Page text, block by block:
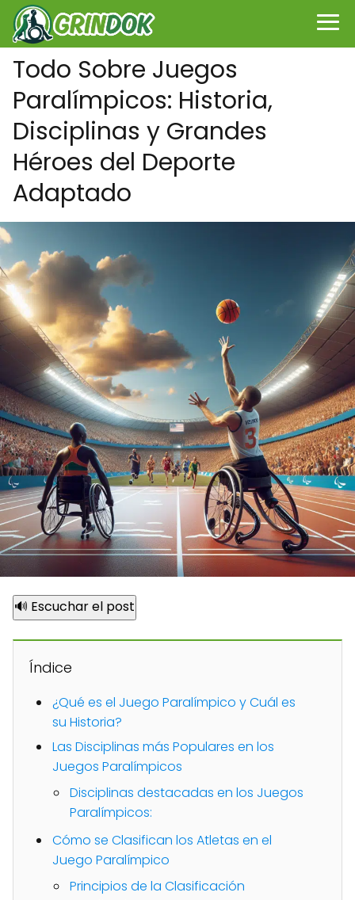
Todo Sobre Juegos
Paralímpicos: Historia,
Disciplinas y Grandes
Héroes del Deporte
Adaptado
🔊 Escuchar el post
Índice
¿Qué es el Juego Paralímpico y Cuál es
su Historia?
Las Disciplinas más Populares en los
Juegos Paralímpicos
Disciplinas destacadas en los Juegos
Paralímpicos:
Cómo se Clasifican los Atletas en el
Juego Paralímpico
Principios de la Clasificación